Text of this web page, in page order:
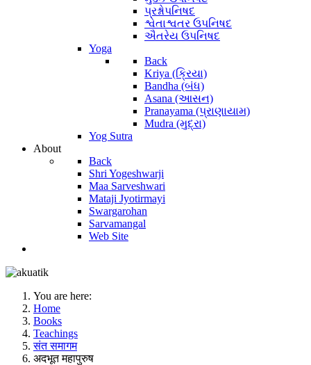
પ્રશ્નોપનિષદ
શ્વેતાશ્વતર ઉપનિષદ
ઐતરેય ઉપનિષદ
Yoga
Back
Kriya (ક્રિયા)
Bandha (બંધ)
Asana (આસન)
Pranayama (પ્રાણાયામ)
Mudra (મુદ્રા)
Yog Sutra
About
Back
Shri Yogeshwarji
Maa Sarveshwari
Mataji Jyotirmayi
Swargarohan
Sarvamangal
Web Site
You are here:
Home
Books
Teachings
संत समागम
अदभूत महापुरुष